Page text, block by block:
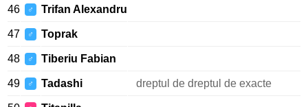
46 ♂ Trifan Alexandru
47 ♂ Toprak
48 ♂ Tiberiu Fabian
49 ♂ Tadashi dreptul de dreptul de exacte